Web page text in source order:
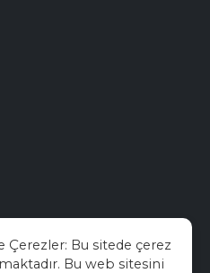
No:3 Çekmeköy /
Çerezler: Bu sitede çerez
Bu web sitesini